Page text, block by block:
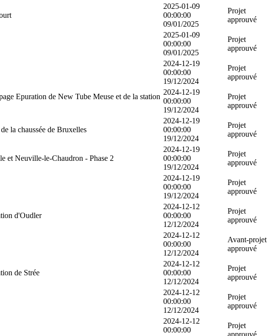
2025-01-09
00:00:00
09/01/2025
Projet
approuvé
2025-01-09
00:00:00
09/01/2025
Projet
approuvé
2024-12-19
00:00:00
19/12/2024
Projet
approuvé
Epuration de New Tube Meuse et de la station
2024-12-19
00:00:00
19/12/2024
Projet
approuvé
la chaussée de Bruxelles
2024-12-19
00:00:00
19/12/2024
Projet
approuvé
et Neuville-le-Chaudron - Phase 2
2024-12-19
00:00:00
19/12/2024
Projet
approuvé
2024-12-19
00:00:00
19/12/2024
Projet
approuvé
d'Oudler
2024-12-12
00:00:00
12/12/2024
Projet
approuvé
2024-12-12
00:00:00
12/12/2024
Avant-projet
approuvé
de Strée
2024-12-12
00:00:00
12/12/2024
Projet
approuvé
2024-12-12
00:00:00
12/12/2024
Projet
approuvé
2024-12-12
00:00:00
Projet
approuvé